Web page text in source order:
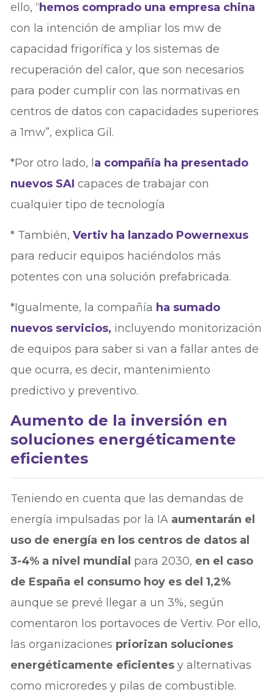
ello, “hemos comprado una empresa china
con la intención de ampliar los mw de
capacidad frigorífica y los sistemas de
recuperación del calor, que son necesarios
para poder cumplir con las normativas en
centros de datos con capacidades superiores
a 1mw”, explica Gil.
*Por otro lado, l a compañía ha presentado
nuevos SAIcapaces de trabajar con
cualquier tipo de tecnología
* También,Vertiv ha lanzado Powernexus
para reducir equipos haciéndolos más
potentes con una solución prefabricada.
*Igualmente, la compañía ha sumado
nuevos servicios, incluyendo monitorización
de equipos para saber si van a fallar antes de
que ocurra, es decir, mantenimiento
predictivo y preventivo.
Aumento de la inversión en
soluciones energéticamente
eficientes
Teniendo en cuenta que las demandas de
energía impulsadas por la IA aumentarán el
uso de energía en los centros de datos al
3-4% a nivel mundial para 2030, en el caso
de España el consumo hoy es del 1,2%
aunque se prevé llegar a un 3%, según
comentaron los portavoces de Vertiv. Por ello,
las organizaciones priorizan soluciones
energéticamente eficientes y alternativas
como microredes y pilas de combustible.